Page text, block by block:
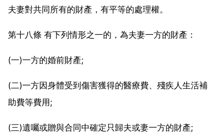
夫妻對共同所有的財產，有平等的處理權。
第十八條 有下列情形之一的，為夫妻一方的財產：
(一)一方的婚前財產;
(二)一方因身體受到傷害獲得的醫療費、殘疾人生活補
助費等費用;
(三)遺囑或贈與合同中確定只歸夫或妻一方的財產;